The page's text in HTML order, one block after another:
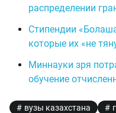
распределении
Стипендии
которые их «не
Миннауки зря
обучение
вузы казахстана